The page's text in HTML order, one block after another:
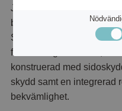
Jaga nästa äventyr i
bergsglasögonen byggda
Stilen kombinerar Prizm™
förstklassig linsteknik,
konstruerad med
skydd samt en integrerad
bekvämlighet.